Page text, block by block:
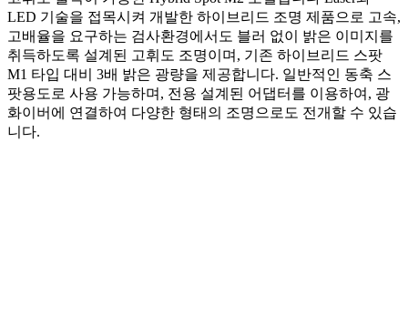
LED 기술을 접목시켜 개발한 하이브리드 조명 제품으로 고속,
고배율을 요구하는 검사환경에서도 블러 없이 밝은 이미지를
취득하도록 설계된 고휘도 조명이며, 기존 하이브리드 스팟
M1 타입 대비 3배 밝은 광량을 제공합니다. 일반적인 동축 스
팟용도로 사용 가능하며, 전용 설계된 어댑터를 이용하여, 광
화이버에 연결하여 다양한 형태의 조명으로도 전개할 수 있습
니다.